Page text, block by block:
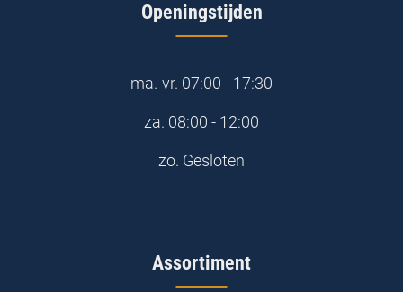
Openingstijden
ma.-vr. 07:00 - 17:30
za. 08:00 - 12:00
zo. Gesloten
Assortiment